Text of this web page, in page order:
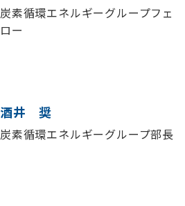
炭素循環エネルギーグループフェ
ロー
酒井 奨
炭素循環エネルギーグループ部長